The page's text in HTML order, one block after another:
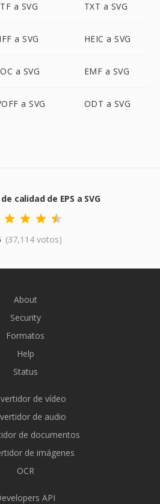
a SVG TXT a SVG
a SVG HEIC a SVG
a SVG EMF a SVG
a SVG ODT a SVG
calidad de EPS a SVG
(37,114 votos)
About
Security
Formatos
Help
Status
de vídeo
de audio
de documentos
de imágenes
OCR
API